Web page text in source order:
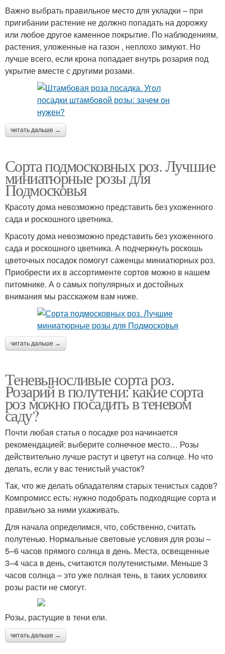
Важно выбрать правильное место для укладки – при
пригибании растение не должно попадать на дорожку
или любое другое каменное покрытие. По наблюдениям,
растения, уложенные на газон , неплохо зимуют. Но
лучше всего, если крона попадает внутрь розария под
укрытие вместе с другими розами.
читать дальше →
Сорта подмосковных роз. Лучшие
миниатюрные розы для
Подмосковья
Красоту дома невозможно представить без ухоженного
сада и роскошного цветника.
Красоту дома невозможно представить без ухоженного
сада и роскошного цветника. А подчеркнуть роскошь
цветочных посадок помогут саженцы миниатюрных роз.
Приобрести их в ассортименте сортов можно в нашем
питомнике. А о самых популярных и достойных
внимания мы расскажем вам ниже.
читать дальше →
Теневыносливые сорта роз.
Розарий в полутени: какие сорта
роз можно посадить в теневом
саду?
Почти любая статья о посадке роз начинается
рекомендацией: выберите солнечное место… Розы
действительно лучше растут и цветут на солнце. Но что
делать, если у вас тенистый участок?
Так, что же делать обладателям старых тенистых садов?
Компромисс есть: нужно подобрать подходящие сорта и
правильно за ними ухаживать.
Для начала определимся, что, собственно, считать
полутенью. Нормальные световые условия для розы –
5–6 часов прямого солнца в день. Места, освещенные
3–4 часа в день, считаются полутенистыми. Меньше 3
часов солнца – это уже полная тень, в таких условиях
розы расти не смогут.
Розы, растущие в тени ели.
читать дальше →